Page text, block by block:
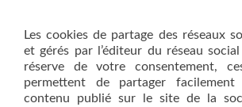
Les cookies de partage des réseaux
et gérés par l’éditeur du réseau
réserve de votre consentement,
permettent de partager
contenu publié sur le site de la